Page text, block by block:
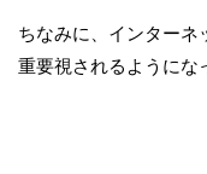
ちなみに、インターネ
重要視されるようにな